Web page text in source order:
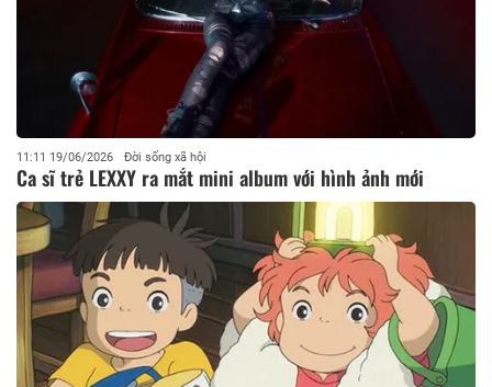
11:11 19/06/2026 Đời sống xã hội
Ca sĩ trẻ LEXXY ra mắt mini album với hình ảnh mới